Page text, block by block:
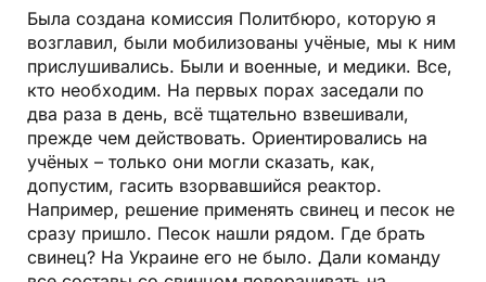
Была создана комиссия Политбюро, которую я
возглавил, были мобилизованы учёные, мы к ним
прислушивались. Были и военные, и медики. Все,
кто необходим. На первых порах заседали по
два раза в день, всё тщательно взвешивали,
прежде чем действовать. Ориентировались на
учёных – только они могли сказать, как,
допустим, гасить взорвавшийся реактор.
Например, решение применять свинец и песок не
сразу пришло. Песок нашли рядом. Где брать
свинец? На Украине его не было. Дали команду